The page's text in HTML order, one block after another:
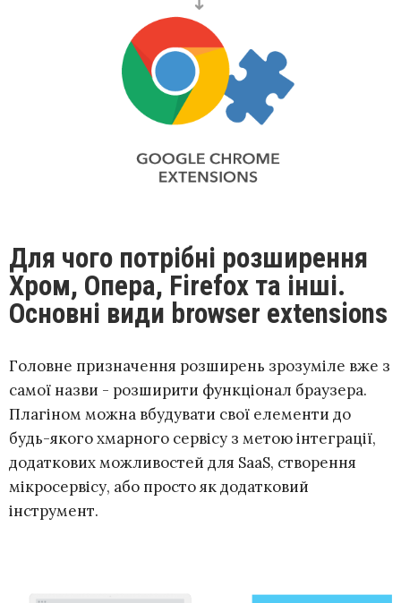
Для чого потрібні розширення
Хром, Опера, Firefox та інші.
Основні види browser extensions
Головне призначення розширень зрозуміле вже з
самої назви - розширити функціонал браузера.
Плагіном можна вбудувати свої елементи до
будь-якого хмарного сервісу з метою інтеграції,
додаткових можливостей для SaaS, створення
мікросервісу, або просто як додатковий
інструмент.